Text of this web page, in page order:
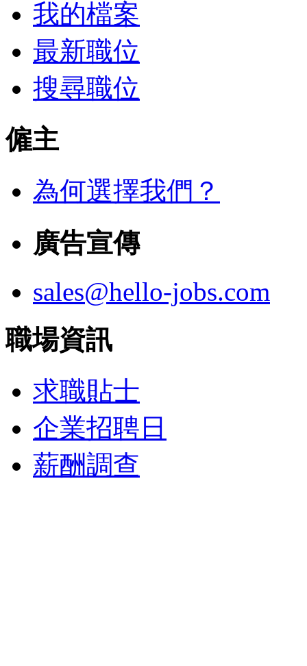
我的檔案
最新職位
搜尋職位
僱主
為何選擇我們？
廣告宣傳
sales@hello-jobs.com
職場資訊
求職貼士
企業招聘日
薪酬調查